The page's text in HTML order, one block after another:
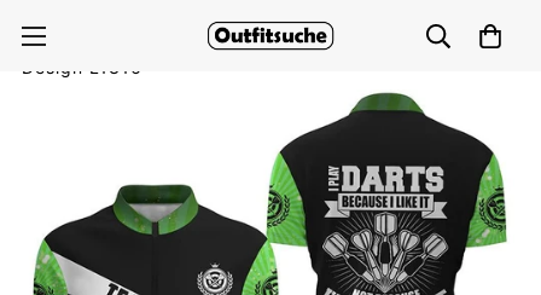
Grünes Damen Dart Quarter Zip Shirt, Halo Darts
Design L1316